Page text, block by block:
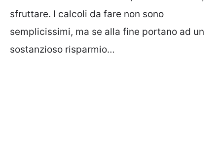
sfruttare. I calcoli da fare non sono
semplicissimi, ma se alla fine portano ad un
sostanzioso risparmio…